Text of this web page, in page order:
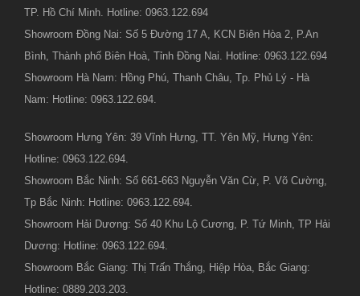
TP. Hồ Chí Minh. Hotline: 0963.122.694
Showroom Đồng Nai: Số 5 Đường 17 A, KCN Biên Hòa 2, P.An
Bình, Thành phố Biên Hoà, Tỉnh Đồng Nai. Hotline: 0963.122.694
Showroom Hà Nam: Hồng Phú, Thanh Châu, Tp. Phủ Lý - Hà
Nam: Hotline: 0963.122.694.
Showroom Hưng Yên: 39 Vĩnh Hưng, TT. Yên Mỹ, Hưng Yên:
Hotline: 0963.122.694.
Showroom Bắc Ninh: Số 661-663 Nguyễn Văn Cừ, P. Võ Cường,
Tp Bắc Ninh: Hotline: 0963.122.694.
Showroom Hải Dương: Số 40 Khu Lộ Cương, P. Tứ Minh, TP Hải
Dương: Hotline: 0963.122.694.
Showroom Bắc Giang: Thị Trấn Thắng, Hiệp Hòa, Bắc Giang:
Hotline: 0889.203.203.